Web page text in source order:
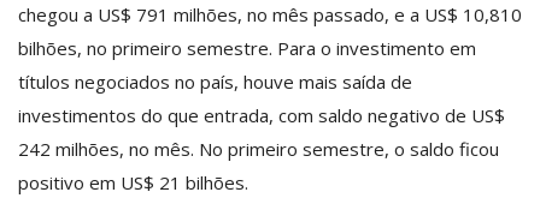
chegou a US$ 791 milhões, no mês passado, e a US$ 10,810
bilhões, no primeiro semestre. Para o investimento em
títulos negociados no país, houve mais saída de
investimentos do que entrada, com saldo negativo de US$
242 milhões, no mês. No primeiro semestre, o saldo ficou
positivo em US$ 21 bilhões.